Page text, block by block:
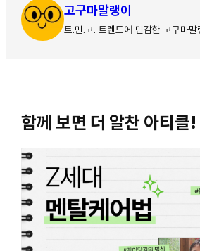
고구마말랭이
트.민.고. 트렌드에 민감한 고구마말
함께 보면 더 알찬 아티클!